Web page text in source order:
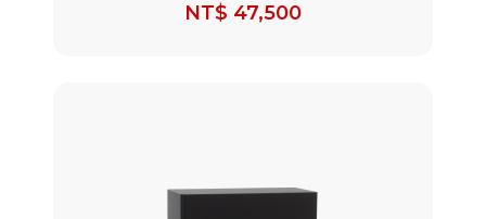
NT$ 47,500